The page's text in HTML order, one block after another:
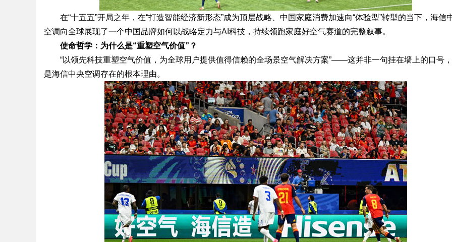
在“十五五”开局之年，在“打造智能经济新形态”成为顶层战略、中国家庭消费加速向“体验型”转型的当下，海信
空调向全球展现了一个中国品牌如何以战略定力与AI科技，持续领跑家庭好空气赛道的完整叙事。
使命哲学：为什么是“重塑空气价值”？
“以领先科技重塑空气价值，为全球用户提供值得信赖的全场景空气解决方案”——这并非一句挂在墙上的口号
是海信中央空调存在的根本理由。